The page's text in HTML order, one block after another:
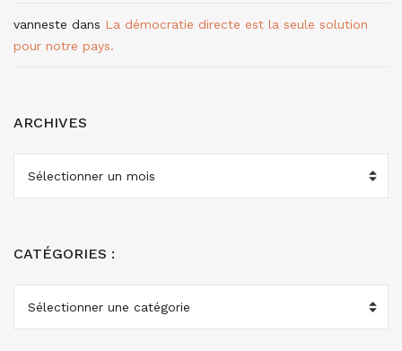
vanneste dans La démocratie directe est la seule solution
pour notre pays.
ARCHIVES
ARCHIVES
CATÉGORIES :
CATÉGORIES